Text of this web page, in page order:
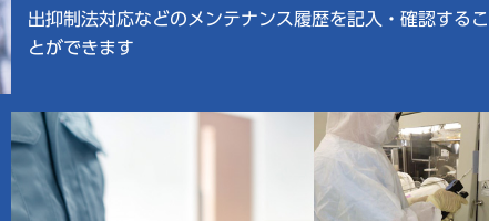
出抑制法対応などのメンテナンス履歴を記入・確認するこ
とができます